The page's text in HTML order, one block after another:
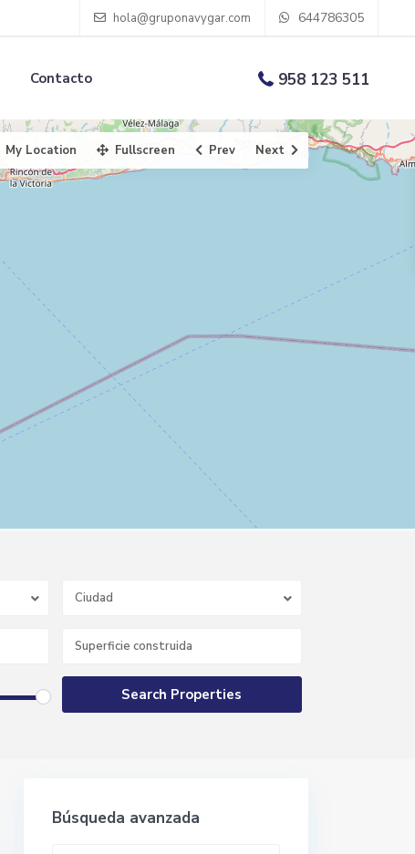
hola@gruponavygar.com 644786305
958 123 511
Contacto
My Location Fullscreen Prev Next
Ciudad
Búsqueda avanzada